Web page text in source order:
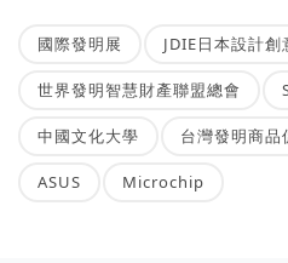
國際發明展 JDIE日本設計創
世界發明智慧財產聯盟總會
中國文化大學 台灣發明商品
ASUS Microchip